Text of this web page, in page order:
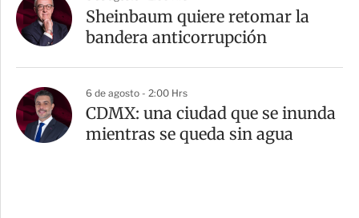
Sheinbaum quiere retomar la
bandera anticorrupción
6 de agosto - 2:00 Hrs
CDMX: una ciudad que se inunda
mientras se queda sin agua